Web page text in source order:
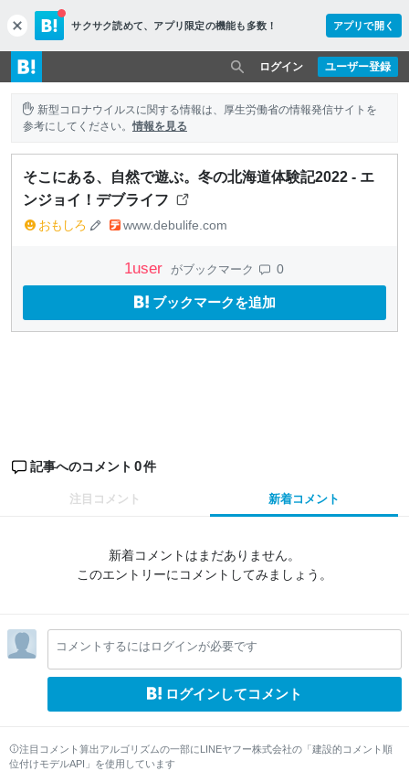
c
l
o
s
e
サクサク読めて、 アプリ限定の機能も多数！ アプリで開く
ユーザー登録
ログイン
新型コロナウイルスに関する情報は、厚生労働省の情報発信サイトを
参考にしてください。情報を見る
そこにある、自然で遊ぶ。冬の北海道体験記2022 - エ
ンジョイ！デブライフ
おもしろ www.debulife.com
1user がブックマーク 0
ブックマークを追加
記事へのコメント 0件
注目コメント 新着コメント
新着コメントはまだありません。
このエントリーにコメントしてみましょう。
コメントするにはログインが必要です
ログインしてコメント
注目コメント算出アルゴリズムの一部にLINEヤフー株式会社の「建設的コメント順
位付けモデルAPI」を使用しています